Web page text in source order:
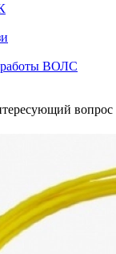
работы ВОЛС
вопрос